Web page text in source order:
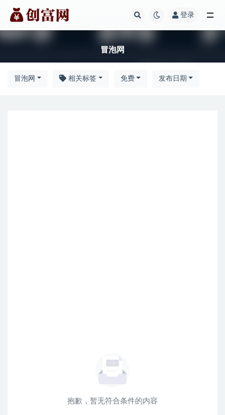
登录
冒泡网
冒泡网 相关标签 免费 发布日期
抱歉，暂无符合条件的内容